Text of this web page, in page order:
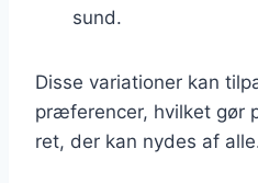
sund.
Disse variationer kan
præferencer, hvilket gør
ret, der kan nydes af